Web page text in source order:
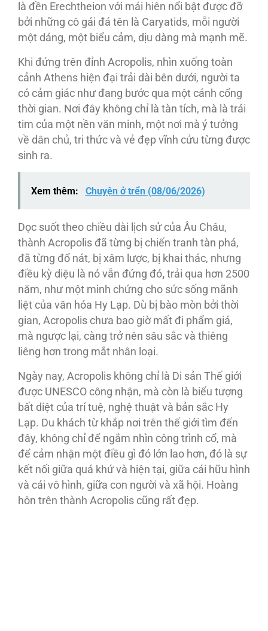
là đền Erechtheion với mái hiên nổi bật được đỡ
bởi những cô gái đá tên là Caryatids, mỗi người
một dáng, một biểu cảm, dịu dàng mà mạnh mẽ.
Khi đứng trên đỉnh Acropolis, nhìn xuống toàn
cảnh Athens hiện đại trải dài bên dưới, người ta
có cảm giác như đang bước qua một cánh cổng
thời gian. Nơi đây không chỉ là tàn tích, mà là trái
tim của một nền văn minh, một nơi mà ý tưởng
về dân chủ, tri thức và vẻ đẹp vĩnh cửu từng được
sinh ra.
Xem thêm: Chuyện ở trển (08/06/2026)
Dọc suốt theo chiều dài lịch sử của Âu Châu,
thành Acropolis đã từng bị chiến tranh tàn phá,
đã từng đổ nát, bị xâm lược, bị khai thác, nhưng
điều kỳ diệu là nó vẫn đứng đó, trải qua hơn 2500
năm, như một minh chứng cho sức sống mãnh
liệt của văn hóa Hy Lạp. Dù bị bào mòn bởi thời
gian, Acropolis chưa bao giờ mất đi phẩm giá,
mà ngược lại, càng trở nên sâu sắc và thiêng
liêng hơn trong mắt nhân loại.
Ngày nay, Acropolis không chỉ là Di sản Thế giới
được UNESCO công nhận, mà còn là biểu tượng
bất diệt của trí tuệ, nghệ thuật và bản sắc Hy
Lạp. Du khách từ khắp nơi trên thế giới tìm đến
đây, không chỉ để ngắm nhìn công trình cổ, mà
để cảm nhận một điều gì đó lớn lao hơn, đó là sự
kết nối giữa quá khứ và hiện tại, giữa cái hữu hình
và cái vô hình, giữa con người và xã hội. Hoàng
hôn trên thành Acropolis cũng rất đẹp.